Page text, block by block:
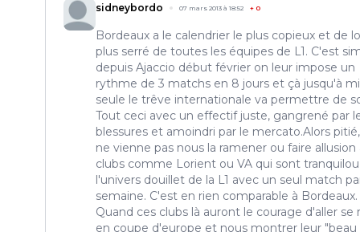
sidneybordo 07 mars 2013 à 18:52 + 0
Bordeaux a le calendrier le plus copieux et de
plus serré de toutes les équipes de L1. C'est
depuis Ajaccio début février on leur impose un
rythme de 3 matchs en 8 jours et çà jusqu'à
seule le trêve internationale va permettre de
Tout ceci avec un effectif juste, gangrené par
blessures et amoindri par le mercato.Alors
ne vienne pas nous la ramener ou faire allusion
clubs comme Lorient ou VA qui sont
l'univers douillet de la L1 avec un seul match
semaine. C'est en rien comparable à Bordeaux.
Quand ces clubs là auront le courage d'aller se
en coupe d'europe et nous montrer leur "beau